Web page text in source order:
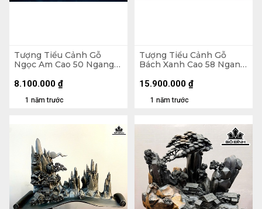
Tượng Tiểu Cảnh Gỗ
Ngọc Am Cao 50 Ngang
1 năm trước
8.100.000 ₫
Tượng Tiểu Cảnh Gỗ
Bách Xanh Cao 58 Ngang
1 năm trước
15.900.000 ₫